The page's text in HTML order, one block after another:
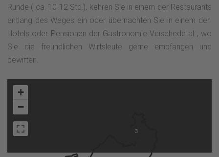
Runde ( ca. 10-12 Std.), kehren Sie in einem der Restaurants
entlang des Weges ein oder übernachten Sie in einem der
Hotels oder Pensionen der Gastronomie Veischedetal , wo
Sie die freundlichen Wirtsleute gerne empfangen und
bewirten.
3
+
−